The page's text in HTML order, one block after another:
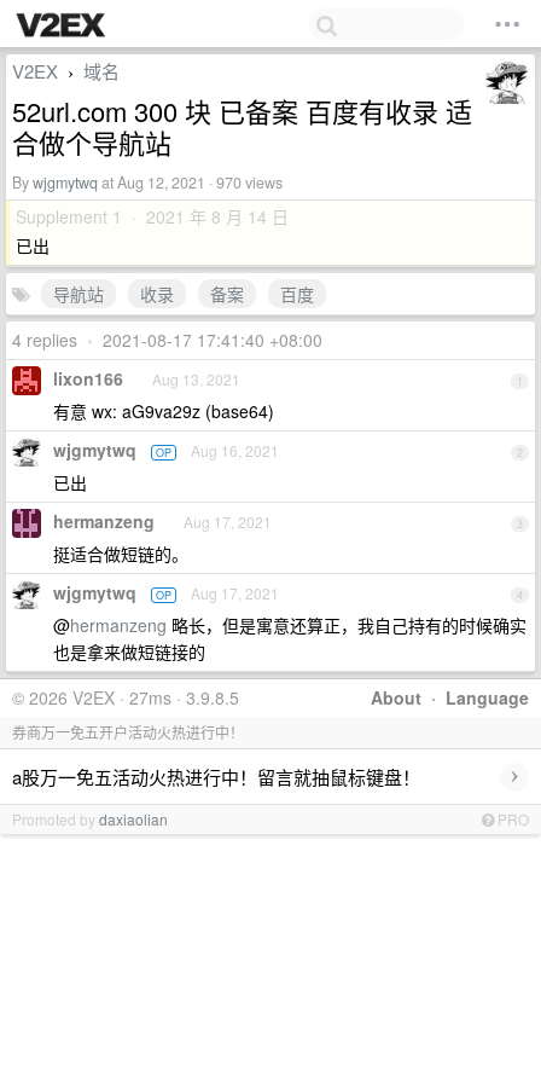
V2EX › 域名
52url.com 300 块 已备案 百度有收录 适
合做个导航站
Bywjgmytwq at Aug 12, 2021 · 970 views
Supplement 1 · 2021 年 8 月 14 日
已出
导航站
收录 备案
百度
4 replies • 2021-08-17 17:41:40 +08:00
1
lixon166 Aug 13, 2021
有意 wx: aG9va29z (base64)
2
wjgmytwq OP Aug 16, 2021
已出
3
hermanzeng Aug 17, 2021
挺适合做短链的。
4
wjgmytwq OP Aug 17, 2021
@hermanzeng 略长，但是寓意还算正，我自己持有的时候确实
也是拿来做短链接的
About · Language
© 2026 V2EX · 27ms · 3.9.8.5
券商万一免五开户活动火热进行中！
a股万一免五活动火热进行中！留言就抽鼠标键盘！ ›
Promoted bydaxiaolian PRO